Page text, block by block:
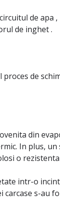
de
de inghet .
de
din
In plus,
o
intr-o
carcase s-